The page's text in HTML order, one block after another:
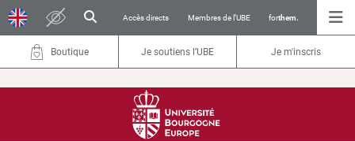
Accès directs Membres de l’UBE forthem.
Boutique Je soutiens l’UBE Je m'inscris